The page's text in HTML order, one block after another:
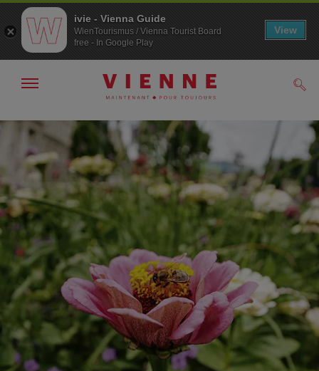
Navigation
Contenu
Afficher
la
navigation
ivie - Vienna Guide
WienTourismus / Vienna Tourist Board
free - In Google Play
View